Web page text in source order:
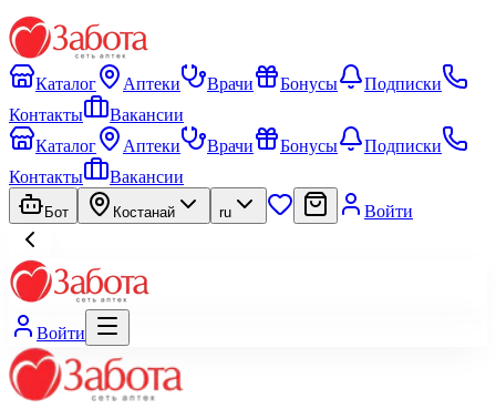
Каталог Аптеки Врачи Бонусы
Подписки
Контакты
Вакансии
Каталог
Аптеки Врачи Бонусы
Подписки
Контакты
Вакансии
Бот Костанай ru Войти
Войти